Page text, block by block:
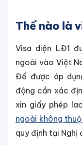
Thế nào là
Visa diện LĐ1
ngoài vào Việt
Để được áp
động cần xác
xin giấy phép
ngoài không
quy định tại